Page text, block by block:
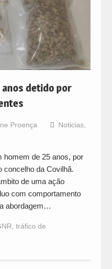
anos detido por
Proença Noticias,
homem de 25 anos, por
concelho da Covilhã.
de uma ação
com comportamento
abordagem…
tráfico de